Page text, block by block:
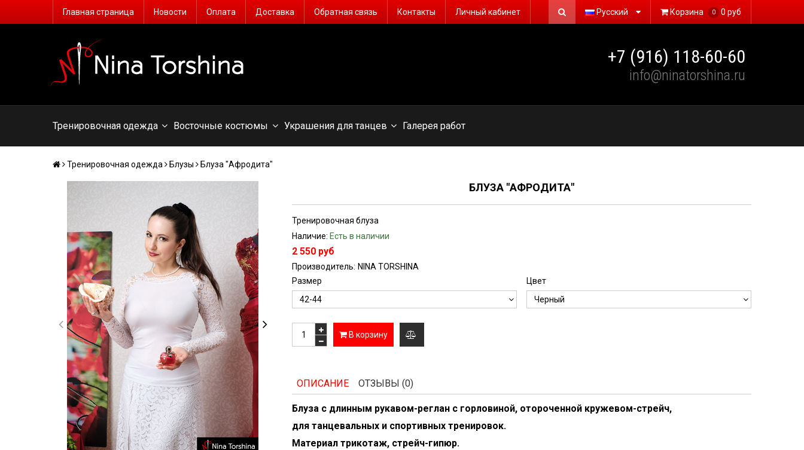
Главная страница Новости Оплата Доставка Обратная связь Контакты Личный кабинет Корзина 0 0 руб
Русский
+7 (916) 118-60-60
info@ninatorshina.ru
Тренировочная одежда Восточные костюмы Украшения для танцев Галерея работ
Тренировочная одежда Блузы Блуза "Афродита"
БЛУЗА "АФРОДИТА"
Тренировочная блуза
Наличие: Есть в наличии
2 550 руб
Производитель: NINA TORSHINA
Размер
Цвет
В корзину
ОПИСАНИЕ ОТЗЫВЫ (0)
Блуза с длинным рукавом-реглан с горловиной, отороченной кружевом-стрейч,
для танцевальных и спортивных тренировок.
Материал трикотаж, стрейч-гипюр.